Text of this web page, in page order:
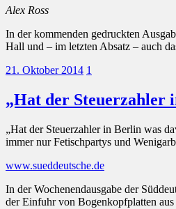
Alex Ross
In der kommenden gedruckten
Hall und – im letzten Absatz – auch
21. Oktober 2014 1
„Hat der Steuerzahler
„Hat der Steuerzahler in Berlin was
immer nur Fetischpartys und
www.sueddeutsche.de
In der Wochenendausgabe der
der Einfuhr von Bogenkopfplatten